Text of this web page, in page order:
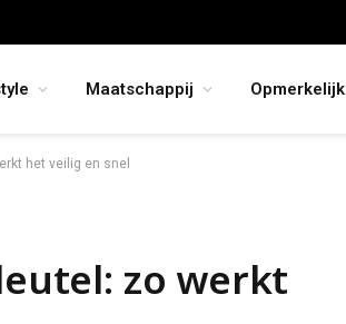
Maatschappij Opmerkelijk
het veilig en snel
zo werkt